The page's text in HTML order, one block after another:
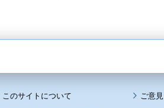
このサイトについて